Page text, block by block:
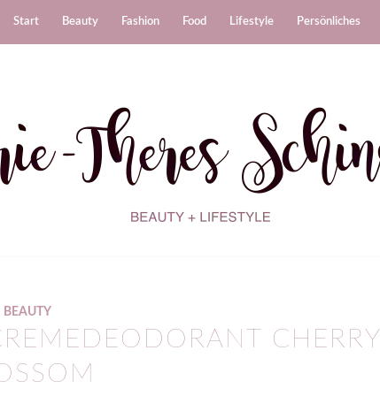
Start Beauty Fashion Food Lifestyle Persönliches
BEAUTY
CHERRY